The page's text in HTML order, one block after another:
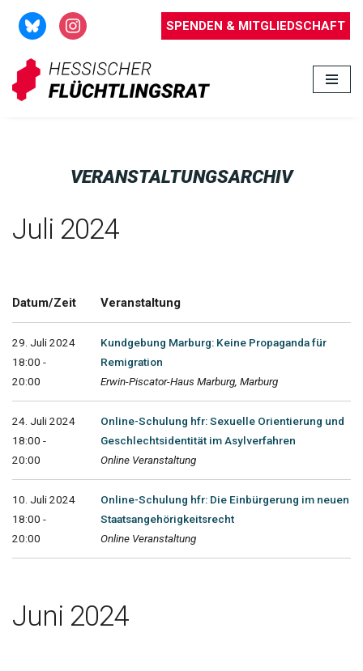
Zum
Inhalt
springen
SPENDEN & MITGLIEDSCHAFT
VERANSTALTUNGSARCHIV
Juli 2024
Datum/Zeit Veranstaltung
29. Juli 2024
18:00 -
20:00
Kundgebung Marburg: Keine Propaganda für
Remigration
Erwin-Piscator-Haus Marburg, Marburg
24. Juli 2024
18:00 -
20:00
Online-Schulung hfr: Sexuelle Orientierung und
Geschlechtsidentität im Asylverfahren
Online Veranstaltung
10. Juli 2024
18:00 -
20:00
Online-Schulung hfr: Die Einbürgerung im neuen
Staatsangehörigkeitsrecht
Online Veranstaltung
Juni 2024